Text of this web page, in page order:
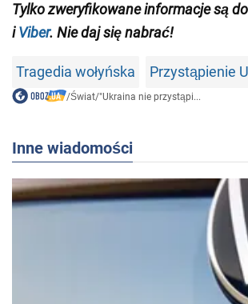
Tylko zweryfikowane informacje są
iViber. Nie daj się nabrać!
Tragedia wołyńska Przystąpienie
/Świat/"Ukraina nie przystąpi...
Inne wiadomości